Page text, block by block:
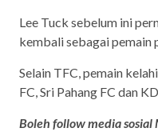
Lee Tuck sebelum ini
kembali sebagai pemain
Selain TFC, pemain
FC, Sri Pahang FC dan
Boleh follow media